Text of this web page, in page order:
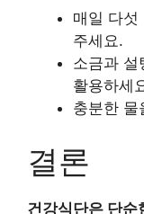
매일 다섯
주세요.
소금과 설
활용하세
충분한 물
결론
건강식단은 단순